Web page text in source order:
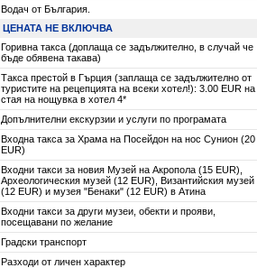
Водач от България.
ЦЕНАТА НЕ ВКЛЮЧВА
Горивна такса (доплаща се задължително, в случай че
бъде обявена такава)
Такса престой в Гърция (заплаща се задължително от
туристите на рецепцията на всеки хотел!): 3.00 EUR на
стая на нощувка в хотел 4*
Допълнителни екскурзии и услуги по програмата
Входна такса за Храма на Посейдон на нос Сунион (20
EUR)
Входни такси за новия Музей на Акропола (15 EUR),
Археологическия музей (12 EUR), Византийския музей
(12 EUR) и музея "Бенаки" (12 EUR) в Атина
Входни такси за други музеи, обекти и прояви,
посещавани по желание
Градски транспорт
Разходи от личен характер